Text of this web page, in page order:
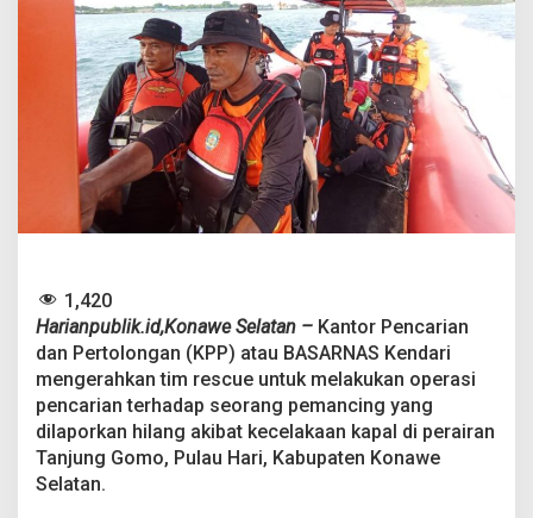
B
d
a
i
d
P
T
a
n
u
n
g
1,420
Harianpublik.id,Konawe Selatan – Kantor Pencarian
dan Pertolongan (KPP) atau BASARNAS Kendari
mengerahkan tim rescue untuk melakukan operasi
pencarian terhadap seorang pemancing yang
dilaporkan hilang akibat kecelakaan kapal di perairan
Tanjung Gomo, Pulau Hari, Kabupaten Konawe
Selatan.